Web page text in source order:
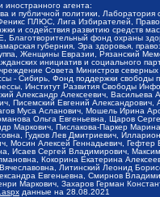
агента:
и публичной политики,
ПЛЮС, Лига Избирателей,
и содействия развитию средств
фонд охраны
губерния, Эра здоровья,
Женщины Евразии, Рязанский
инициатив и социального
Совета Министров северных
- Сибирь, Фонд поддержки
Институт Развития Свободы
Александр Алексеевич,
Писемский Евгений
Муса Асланович, Мошель Ирина
Ольга Евгеньевна, Щаров
Маркович, Пислакова-Паркер
Гудков Лев Дмитриевич,
Мосин Алексей Геннадьевич,
Исаев Сергей Владимирович,
Кокорина Екатерина
Литинский Леонид
Евгеньевна, Смирнов
Маркович, Захаров Герман
данные на 28.08.2021